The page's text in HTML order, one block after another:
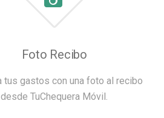
Foto Recibo
tus gastos con una foto al recibo
desde TuChequera Móvil.